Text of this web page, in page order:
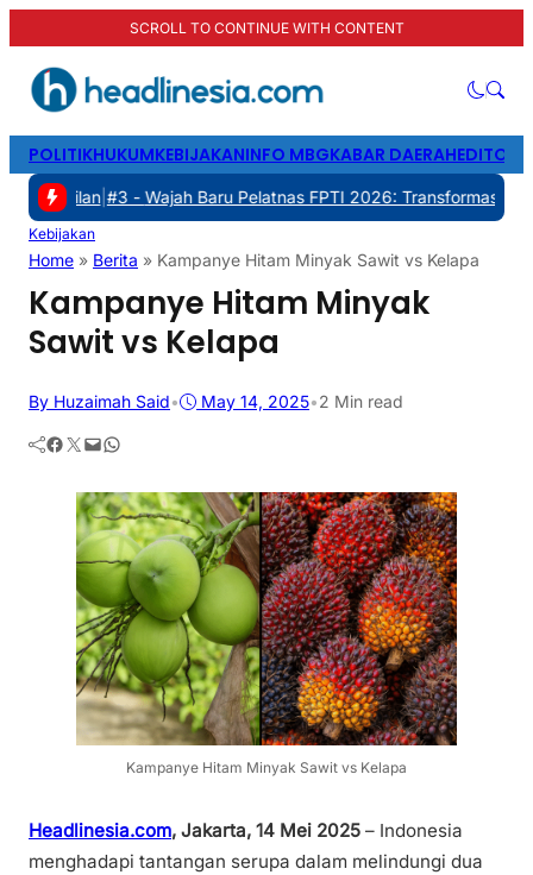
SCROLL TO CONTINUE WITH CONTENT
POLITIKHUKUMKEBIJAKANINFO MBGKABAR DAERAH
#3 -Wajah Baru Pelatnas FPTI 2026: Transformasi Manajemen,
Kebijakan
Home » Berita » Kampanye Hitam Minyak Sawit vs Kelapa
Kampanye Hitam Minyak
Sawit vs Kelapa
By Huzaimah Said• May 14, 2025•2 Min read
Facebook Twitter Mail WhatsApp
Kampanye Hitam Minyak Sawit vs Kelapa
Headlinesia.com, Jakarta, 14 Mei 2025 – Indonesia
menghadapi tantangan serupa dalam melindungi dua